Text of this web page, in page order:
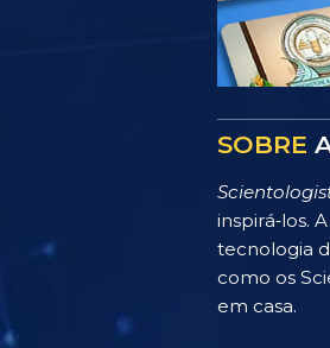
SOBRE
inspirá‑los.
tecnologia
como os
em casa.